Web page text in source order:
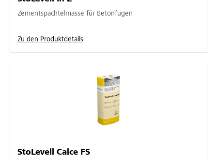
Zementspachtelmasse für Betonfugen
Zu den Produktdetails
StoLevell Calce FS